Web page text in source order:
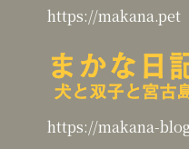
https://makana.pet
https://makana-